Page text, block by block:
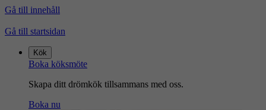
Gå till innehåll
Gå till startsidan
Kök
Boka köksmöte
Skapa ditt drömkök tillsammans med oss.
Boka nu